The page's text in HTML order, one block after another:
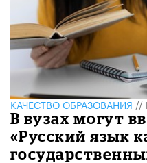
КАЧЕСТВО ОБРАЗОВАНИЯ//
В вузах могут
«Русский язык